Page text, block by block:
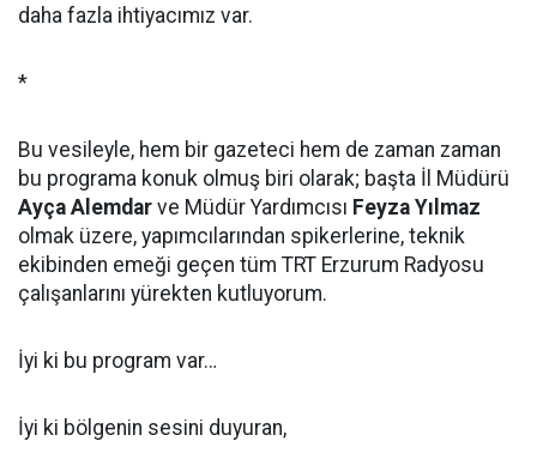
daha fazla ihtiyacımız var.
*
Bu vesileyle, hem bir gazeteci hem de zaman zaman
bu programa konuk olmuş biri olarak; başta İl Müdürü
Ayça Alemdar ve Müdür Yardımcısı Feyza Yılmaz
olmak üzere, yapımcılarından spikerlerine, teknik
ekibinden emeği geçen tüm TRT Erzurum Radyosu
çalışanlarını yürekten kutluyorum.
İyi ki bu program var…
İyi ki bölgenin sesini duyuran,